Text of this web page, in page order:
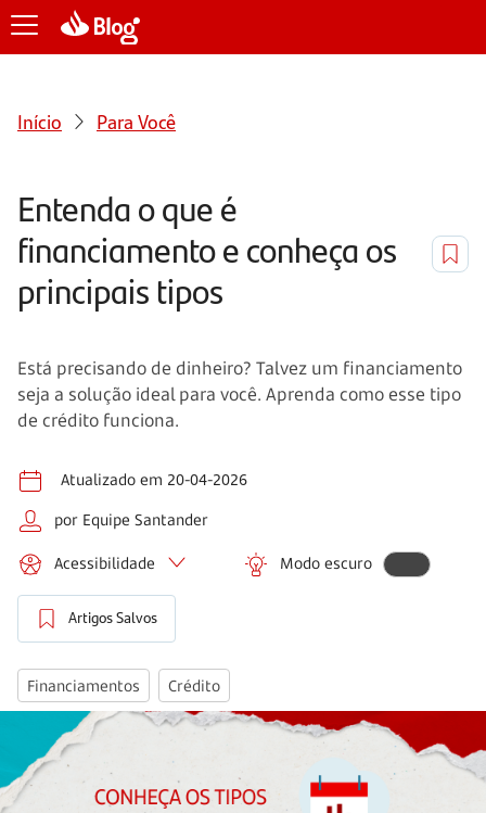
Início Para Você
Entenda o que é
financiamento e conheça os
principais tipos
Está precisando de dinheiro? Talvez um financiamento
seja a solução ideal para você. Aprenda como esse tipo
de crédito funciona.
Atualizado em 20-04-2026
por Equipe Santander
Acessibilidade Modo escuro
Artigos Salvos
Financiamentos Crédito